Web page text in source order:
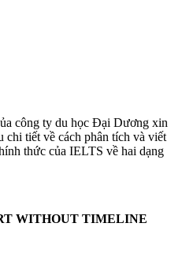
công ty du học Đại Dương xin
chi tiết về cách phân tích và viết
thức của IELTS về hai dạng
WITHOUT TIMELINE